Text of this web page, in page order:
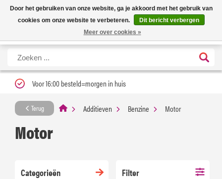
Nieuwe levertijd: 1 tot 3 werkdagen | Nu 25% korting op gehele assortiment
Carfume met kortingscode ''verfrissend''
X
Voor 16:00 besteld=morgen in huis
Terug Additieven Benzine Motor
Motor
Categorieën Filter
Door het gebruiken van onze website, ga je akkoord met het gebruik van
cookies om onze website te verbeteren.
Dit bericht verbergen
Meer over cookies »